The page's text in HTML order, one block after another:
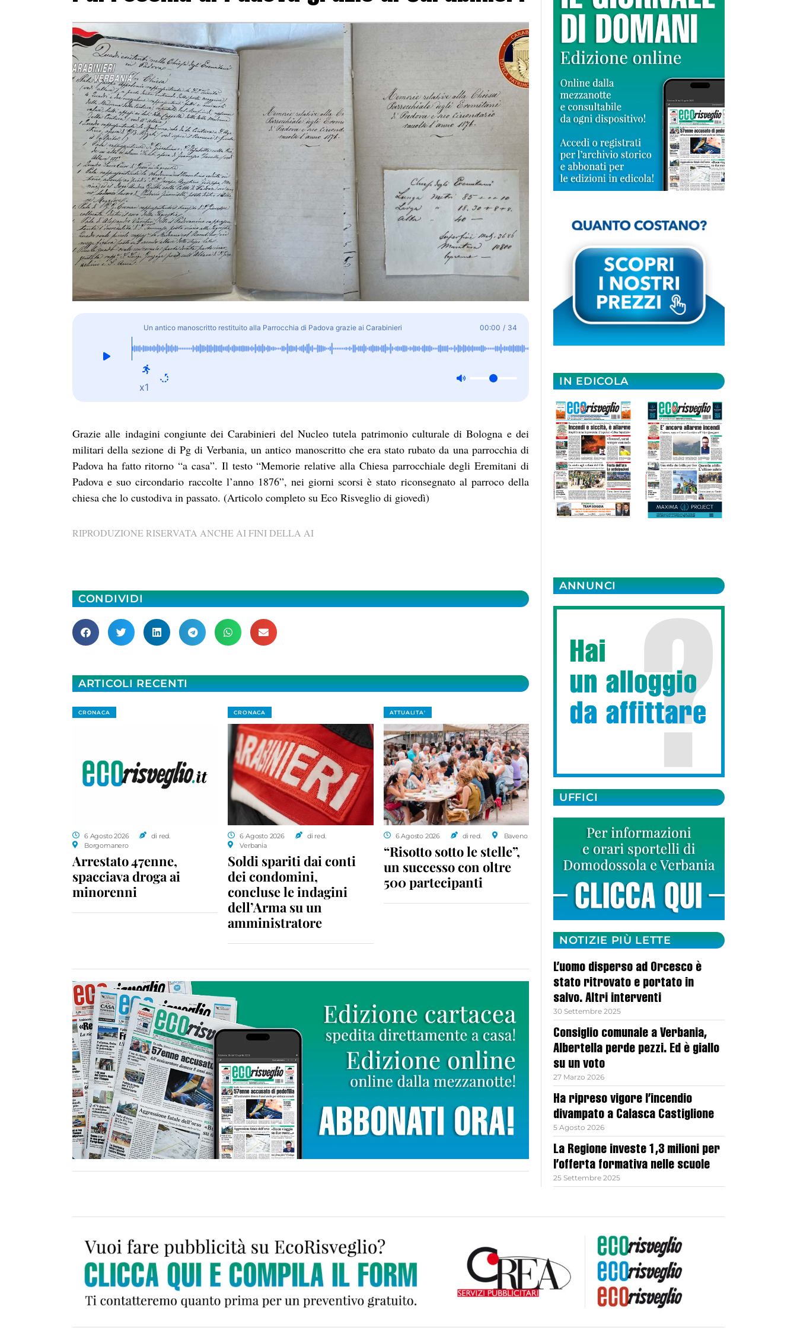
Un antico manoscritto restituito alla Parrocchia di Padova grazie ai Carabinieri 00:00 / 34
x1
Grazie alle indagini congiunte dei Carabinieri del Nucleo tutela patrimonio culturale di Bologna e dei
militari della sezione di Pg di Verbania, un antico manoscritto che era stato rubato da una parrocchia di
Padova ha fatto ritorno “a casa”. Il testo “Memorie relative alla Chiesa parrocchiale degli Eremitani di
Padova e suo circondario raccolte l’anno 1876”, nei giorni scorsi è stato riconsegnato al parroco della
chiesa che lo custodiva in passato. (Articolo completo su Eco Risveglio di giovedì)
RIPRODUZIONE RISERVATA ANCHE AI FINI DELLA AI
CONDIVIDI
ARTICOLI RECENTI
CRONACA
6 Agosto 2026
di red.
Borgomanero
Arrestato 47enne,
spacciava droga ai
minorenni
CRONACA
6 Agosto 2026
di red.
Verbania
Soldi spariti dai conti
dei condomini,
concluse le indagini
dell’Arma su un
amministratore
ATTUALITA'
6 Agosto 2026 di red. Baveno
“Risotto sotto le stelle”,
un successo con oltre
500 partecipanti
IN EDICOLA
ANNUNCI
UFFICI
NOTIZIE PIÙ LETTE
L’uomo disperso ad Orcesco è
stato ritrovato e portato in
salvo. Altri interventi
30 Settembre 2025
Consiglio comunale a Verbania,
Albertella perde pezzi. Ed è giallo
su un voto
27 Marzo 2026
Ha ripreso vigore l’incendio
divampato a Calasca Castiglione
5 Agosto 2026
La Regione investe 1,3 milioni per
l’offerta formativa nelle scuole
25 Settembre 2025